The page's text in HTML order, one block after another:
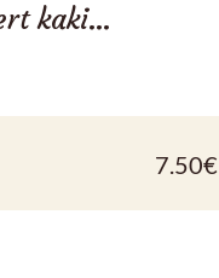
kaki…
7.50€